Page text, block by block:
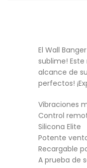
El Wall
sublime!
alcance de
perfectos!
Vibraciones
Control
Silicona Elite
Potente
Recargable
A prueba de